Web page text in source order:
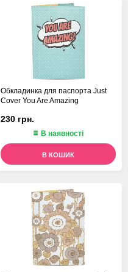
Обкладинка для паспорта Just
Cover You Are Amazing
230 грн.
В наявності
В КОШИК